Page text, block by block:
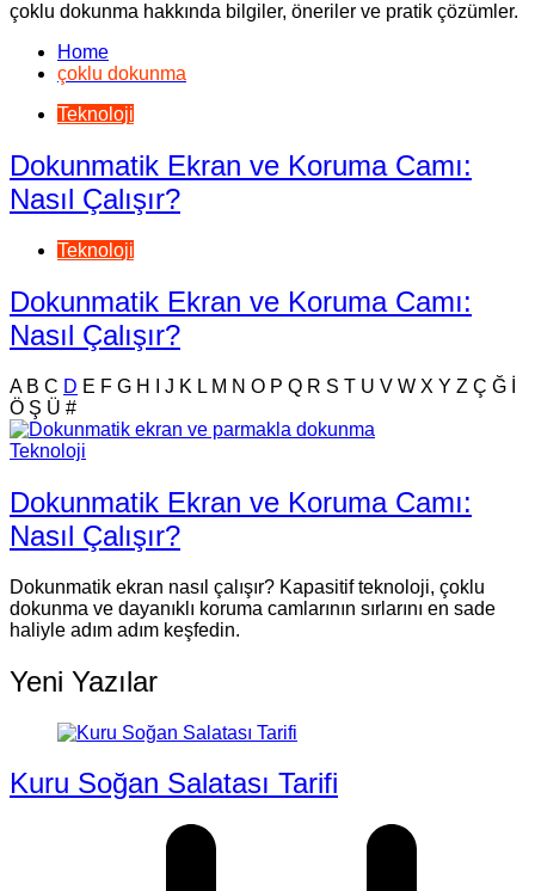
çoklu dokunma hakkında bilgiler, öneriler ve pratik çözümler.
Home
çoklu dokunma
Teknoloji
Dokunmatik Ekran ve Koruma Camı:
Nasıl Çalışır?
Teknoloji
Dokunmatik Ekran ve Koruma Camı:
Nasıl Çalışır?
A B C D E F G H J K L M N O P Q R S T U V W X Y Z Ç Ğ
Ö Ş Ü #
Teknoloji
Dokunmatik Ekran ve Koruma Camı:
Nasıl Çalışır?
Dokunmatik ekran nasıl çalışır? Kapasitif teknoloji, çoklu
dokunma ve dayanıklı koruma camlarının sırlarını en sade
haliyle adım adım keşfedin.
Yeni Yazılar
Kuru Soğan Salatası Tarifi